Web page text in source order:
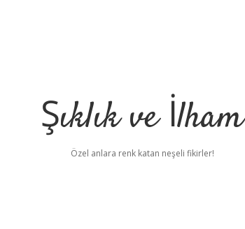
Şıklık ve İlham
Özel anlara renk katan neşeli fikirler!